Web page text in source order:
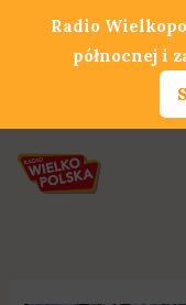
Radio
północnej i